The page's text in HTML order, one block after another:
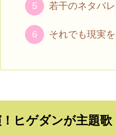
若干のネタバ
それでも現実
ヒゲダンが主題歌